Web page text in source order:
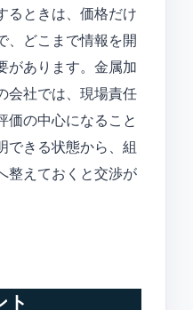
るときは、価格だけ
、どこまで情報を開
があります。金属加
会社では、現場責任
価の中心になること
できる状態から、組
整えておくと交渉が
ト